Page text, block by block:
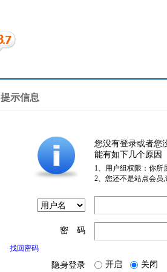
提示信息
您没有登录或者您
能有如下几个原因
1、用户组权限：你所
2、您还不是站点会员
密 码
找回密码
隐身登录 开启 关闭